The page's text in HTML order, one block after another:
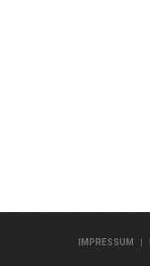
IMPRESSUM